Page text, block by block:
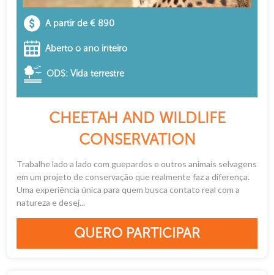
A partir de € 890
Aberto o ano inteiro
ODS: Vida terrestre
CHEETAH AND WILDLIFE
CONSERVATION
Trabalhe lado a lado com guepardos e outros animais selvagens
em um projeto de conservação que realmente faz a diferença.
Uma experiência única para quem busca contato real com a
natureza e desej...
QUERO PARTICIPAR